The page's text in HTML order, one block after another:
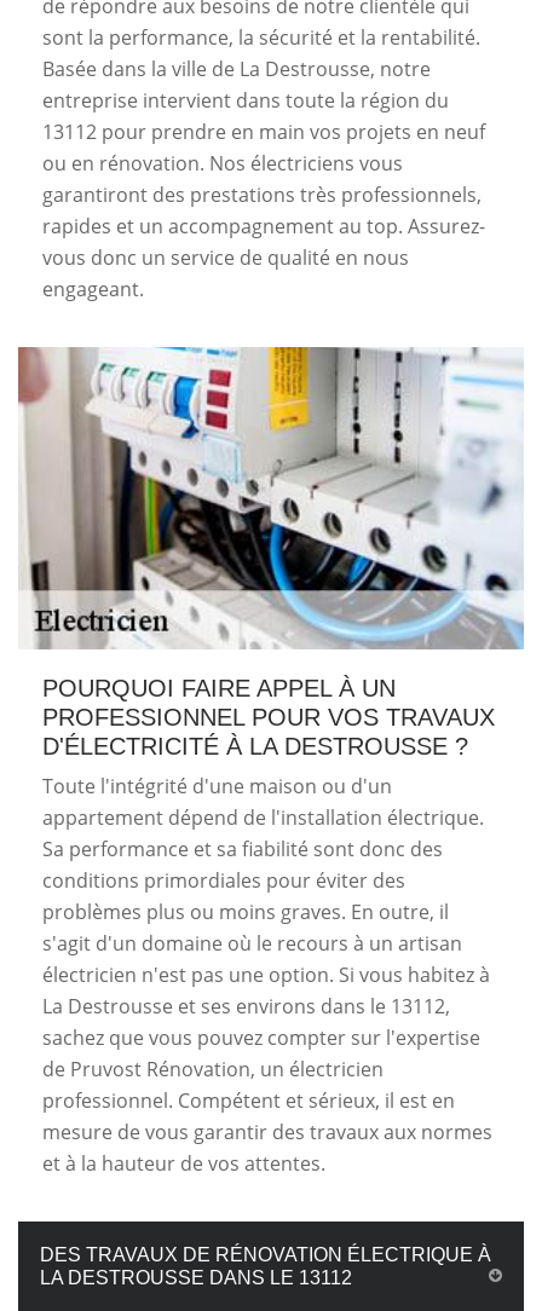
de répondre aux besoins de notre clientèle qui
sont la performance, la sécurité et la rentabilité.
Basée dans la ville de La Destrousse, notre
entreprise intervient dans toute la région du
13112 pour prendre en main vos projets en neuf
ou en rénovation. Nos électriciens vous
garantiront des prestations très professionnels,
rapides et un accompagnement au top. Assurez-
vous donc un service de qualité en nous
engageant.
POURQUOI FAIRE APPEL À UN
PROFESSIONNEL POUR VOS TRAVAUX
D'ÉLECTRICITÉ À LA DESTROUSSE ?
Toute l'intégrité d'une maison ou d'un
appartement dépend de l'installation électrique.
Sa performance et sa fiabilité sont donc des
conditions primordiales pour éviter des
problèmes plus ou moins graves. En outre, il
s'agit d'un domaine où le recours à un artisan
électricien n'est pas une option. Si vous habitez à
La Destrousse et ses environs dans le 13112,
sachez que vous pouvez compter sur l'expertise
de Pruvost Rénovation, un électricien
professionnel. Compétent et sérieux, il est en
mesure de vous garantir des travaux aux normes
et à la hauteur de vos attentes.
DES TRAVAUX DE RÉNOVATION ÉLECTRIQUE À
LA DESTROUSSE DANS LE 13112